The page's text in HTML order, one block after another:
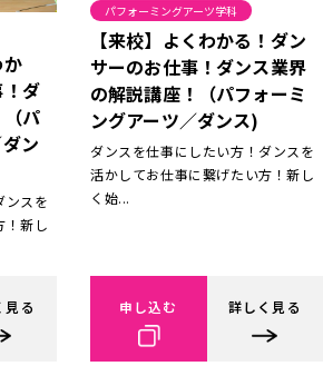
か
ダ
パ
ン
ンスを
！新し
見る
パフォーミングアーツ学科
【来校】よくわかる！ダン
サーのお仕事！ダンス業界
の解説講座！（パフォーミ
ングアーツ／ダンス)
ダンスを仕事にしたい方！ダンスを
活かしてお仕事に繋げたい方！新し
く始...
申し込む 詳しく見る